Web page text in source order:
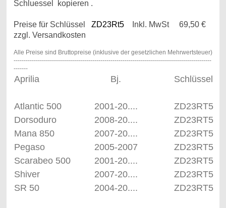
Schluessel kopieren .
Preise für Schlüssel ZD23Rt5
Inkl. MwSt 69,50 €
zzgl. Versandkosten
Alle Preise sind Bruttopreise (inklusive der gesetzlichen Mehrwertsteuer)
--------------------------------------------------------------------------------------------------
-------
Aprilia Bj. Schlüssel
Atlantic 500 2001-20....
ZD23RT5
Dorsoduro
2008-20....
ZD23RT5
Mana 850
2007-20....
ZD23RT5
Pegaso
2005-2007
ZD23RT5
Scarabeo 500
2001-20....
ZD23RT5
Shiver
2007-20....
ZD23RT5
SR 50
2004-20.... ZD23RT5